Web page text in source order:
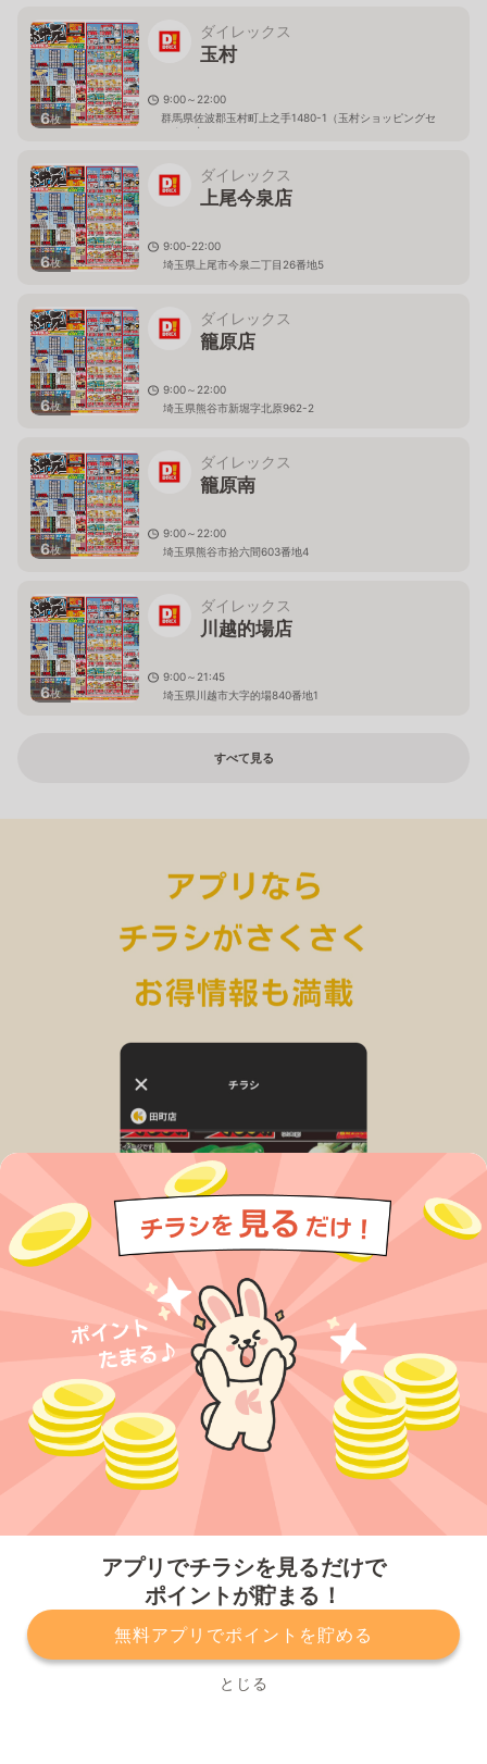
アプリでチラシを見るだけで
ポイントが貯まる！
無料アプリでポイントを貯める
とじる
6枚
ダイレックス
玉村
9:00～22:00
群馬県佐波郡玉村町上之手1480-1（玉村ショッピングセ
ンター内）
6枚
ダイレックス
上尾今泉店
9:00-22:00
埼玉県上尾市今泉二丁目26番地5
6枚
ダイレックス
籠原店
9:00～22:00
埼玉県熊谷市新堀字北原962-2
6枚
ダイレックス
籠原南
9:00～22:00
埼玉県熊谷市拾六間603番地4
6枚
ダイレックス
川越的場店
9:00～21:45
埼玉県川越市大字的場840番地1
すべて見る
プライバシーポリシー 利用規約
運営会社
サービスに関してのお問い合わせ